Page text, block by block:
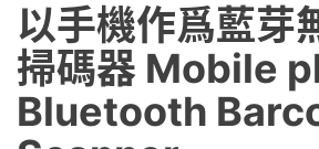
以手機作爲藍芽
掃碼器 Mobile
Bluetooth